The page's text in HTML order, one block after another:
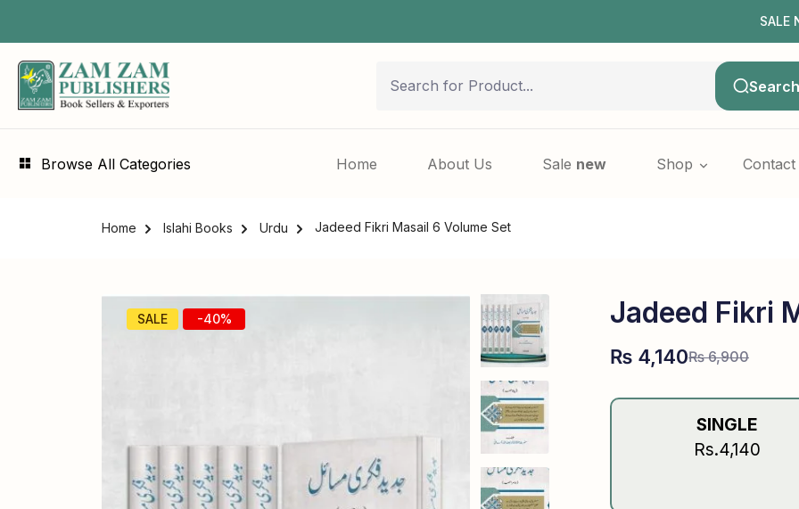
SALE
Browse All Categories Home About Us Sale new Shop
Home Islahi Books Urdu Jadeed Fikri Masail 6 Volume Set
SALE -40% Jadeed Fikri
₨6,900
₨ 4,140
SINGLE
Rs.4,140